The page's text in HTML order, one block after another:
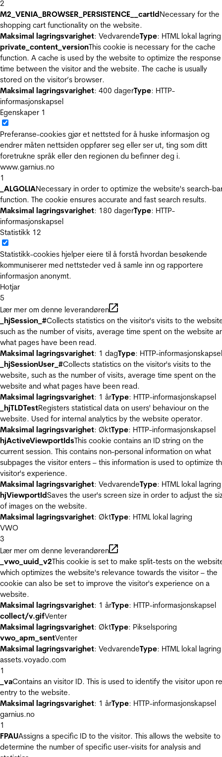
2
M2_VENIA_BROWSER_PERSISTENCE__cartIdNecessary for the
shopping cart functionality on the website.
Maksimal lagringsvarighet: VedvarendeType: HTML lokal lagring
private_content_versionThis cookie is necessary for the cache
function. A cache is used by the website to optimize the response
time between the visitor and the website. The cache is usually
stored on the visitor’s browser.
Maksimal lagringsvarighet: 400 dagerType: HTTP-
informasjonskapsel
Egenskaper 1
Preferanse-cookies gjør et nettsted for å huske informasjon og
endrer måten nettsiden oppfører seg eller ser ut, ting som ditt
foretrukne språk eller den regionen du befinner deg i.
www.garnius.no
1
_ALGOLIANecessary in order to optimize the website's search-
function. The cookie ensures accurate and fast search results.
Maksimal lagringsvarighet: 180 dagerType: HTTP-
informasjonskapsel
Statistikk 12
Statistikk-cookies hjelper eiere til å forstå hvordan besøkende
kommuniserer med nettsteder ved å samle inn og rapportere
informasjon anonymt.
Hotjar
5
Lær mer om denne leverandøren
_hjSession_#Collects statistics on the visitor's visits to the
such as the number of visits, average time spent on the website
what pages have been read.
Maksimal lagringsvarighet: 1 dagType: HTTP-informasjonskapsel
_hjSessionUser_#Collects statistics on the visitor's visits to the
website, such as the number of visits, average time spent on the
website and what pages have been read.
Maksimal lagringsvarighet: 1 årType: HTTP-informasjonskapsel
_hjTLDTestRegisters statistical data on users' behaviour on the
website. Used for internal analytics by the website operator.
Maksimal lagringsvarighet: ØktType: HTTP-informasjonskapsel
hjActiveViewportIdsThis cookie contains an ID string on the
current session. This contains non-personal information on what
subpages the visitor enters – this information is used to optimize
visitor's experience.
Maksimal lagringsvarighet: VedvarendeType: HTML lokal lagring
hjViewportIdSaves the user's screen size in order to adjust the
of images on the website.
Maksimal lagringsvarighet: ØktType: HTML lokal lagring
VWO
3
Lær mer om denne leverandøren
_vwo_uuid_v2This cookie is set to make split-tests on the
which optimizes the website's relevance towards the visitor – the
cookie can also be set to improve the visitor's experience on a
website.
Maksimal lagringsvarighet: 1 årType: HTTP-informasjonskapsel
collect/v.gifVenter
Maksimal lagringsvarighet: ØktType: Pikselsporing
vwo_apm_sentVenter
Maksimal lagringsvarighet: VedvarendeType: HTML lokal lagring
assets.voyado.com
1
_vaContains an visitor ID. This is used to identify the visitor upon
entry to the website.
Maksimal lagringsvarighet: 1 årType: HTTP-informasjonskapsel
garnius.no
1
FPAUAssigns a specific ID to the visitor. This allows the website to
determine the number of specific user-visits for analysis and